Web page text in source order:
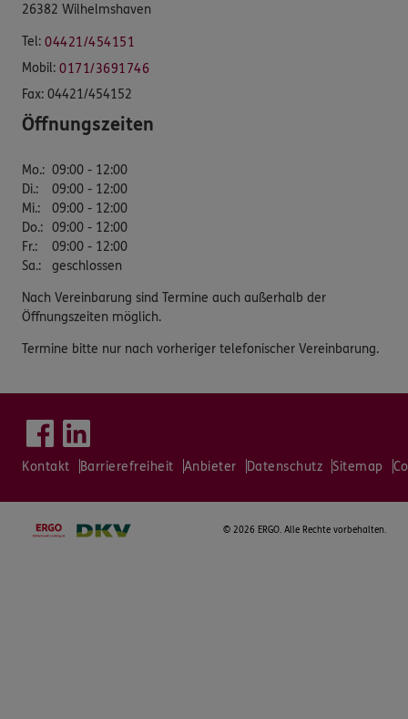
26382 Wilhelmshaven
Tel: 04421/454151
Mobil: 0171/3691746
Fax: 04421/454152
Öffnungszeiten
Mo.: 09:00 - 12:00
Di.:
09:00 - 12:00
Mi.:
09:00 - 12:00
Do.: 09:00 - 12:00
Fr.:
09:00 - 12:00
Sa.: geschlossen
Nach Vereinbarung sind Termine auch außerhalb der
Öffnungszeiten möglich.
Termine bitte nur nach vorheriger telefonischer Vereinbarung.
Kontakt Barrierefreiheit Anbieter Datenschutz Sitemap
© 2026 ERGO. Alle Rechte vorbehalten.